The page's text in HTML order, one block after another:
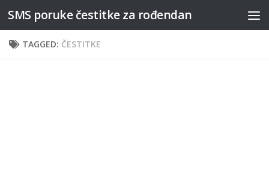
Skip to content
SMS poruke čestitke za rođendan
TAGGED: ČESTITKE